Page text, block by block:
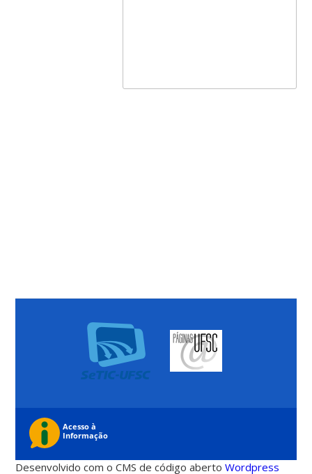
Desenvolvido com o CMS de código abertoWordpress